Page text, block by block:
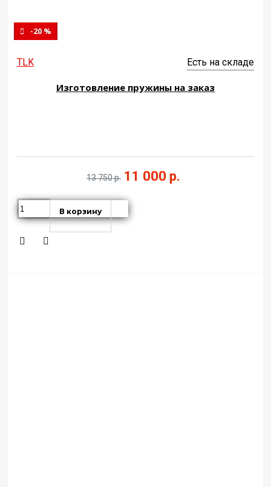
-20 %
TLK Есть на складе
Изготовление пружины на заказ
13 750 р. 11 000 р.
В корзину